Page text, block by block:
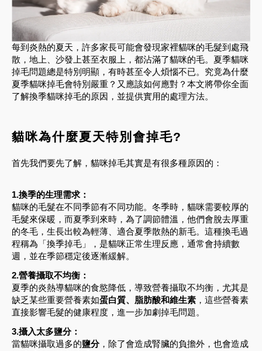
每到炎熱的夏天，許多家長可能會發現家裡貓咪的毛髮到處飛
散，地上、沙發上甚至衣服上，都沾滿了貓咪的毛。夏季貓咪
掉毛問題總是特別明顯，有時甚至令人煩惱不已。究竟為什麼
夏季貓咪掉毛會特別嚴重？又應該如何應對？本文將帶你全面
了解換季貓咪掉毛的原因，並提供實用的處理方法。
貓咪為什麼夏天特別會掉毛?
首先我們要先了解，貓咪掉毛其實是有很多種原因的：
1.換季的生理需求：
貓咪的毛髮在不同季節有不同功能。冬季時，貓咪需要較厚的
毛髮來保暖，而夏季到來時，為了調節體溫，他們會脫去厚重
的冬毛，生長出較為輕薄、適合夏季散熱的新毛。這種換毛過
程稱為「換季掉毛」，是貓咪正常生理反應，通常會持續數
週，並在季節穩定後逐漸緩解。
2.營養攝取不均衡：
夏季的炎熱導貓咪的食慾降低，導致營養攝取不均衡，尤其是
缺乏某些重要營養素如蛋白質、脂肪酸和維生素 ，這些營養素
直接影響毛髮的健康程度，進一步加劇掉毛問題。
3.攝入太多鹽分：
當貓咪攝取過多的鹽分 ，除了會造成腎臟的負擔外，也會造成